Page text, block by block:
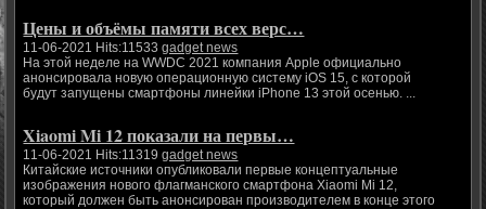
Цены и объёмы памяти всех верс…
11-06-2021 Hits:11533gadget news
На этой неделе на WWDC 2021 компания Apple официально
анонсировала новую операционную систему iOS 15, с которой
будут запущены смартфоны линейки iPhone 13 этой осенью. ...
Xiaomi Mi 12 показали на первы…
11-06-2021 Hits:11319gadget news
Китайские источники опубликовали первые концептуальные
изображения нового флагманского смартфона Xiaomi Mi 12,
который должен быть анонсирован производителем в конце этого